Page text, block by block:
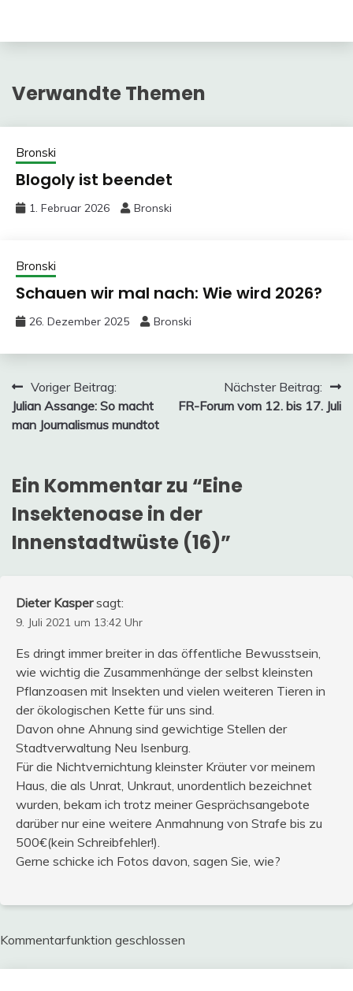
Verwandte Themen
Bronski
Blogoly ist beendet
1. Februar 2026 Bronski
Bronski
Schauen wir mal nach: Wie wird 2026?
26. Dezember 2025 Bronski
Beitragsnavigation
Voriger Beitrag:
Julian Assange: So macht
man Journalismus mundtot
Nächster Beitrag:
FR-Forum vom 12. bis 17. Juli
Ein Kommentar zu “Eine
Insektenoase in der
Innenstadtwüste (16)”
Dieter Kasper sagt:
9. Juli 2021 um 13:42 Uhr
Es dringt immer breiter in das öffentliche Bewusstsein,
wie wichtig die Zusammenhänge der selbst kleinsten
Pflanzoasen mit Insekten und vielen weiteren Tieren in
der ökologischen Kette für uns sind.
Davon ohne Ahnung sind gewichtige Stellen der
Stadtverwaltung Neu Isenburg.
Für die Nichtvernichtung kleinster Kräuter vor meinem
Haus, die als Unrat, Unkraut, unordentlich bezeichnet
wurden, bekam ich trotz meiner Gesprächsangebote
darüber nur eine weitere Anmahnung von Strafe bis zu
500€(kein Schreibfehler!).
Gerne schicke ich Fotos davon, sagen Sie, wie?
Kommentarfunktion geschlossen